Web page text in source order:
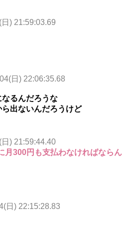
) 21:59:03.69
日) 22:06:35.68
るんだろうな
出ないんだろうけど
) 21:59:44.40
月300円も支払わなければならん
日) 22:15:28.83